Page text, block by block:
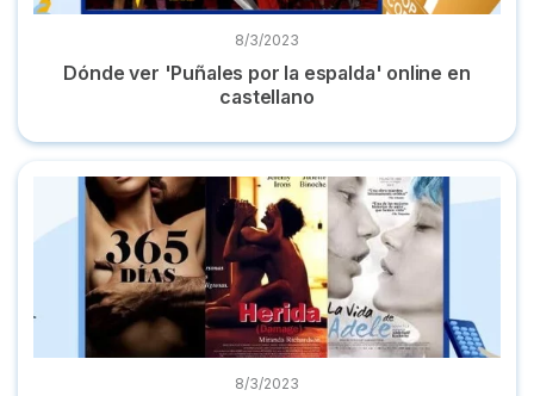
8/3/2023
Dónde ver 'Puñales por la espalda' online en
castellano
TOP mejores películas eróticas de Netflix, HBO Max y
8/3/2023